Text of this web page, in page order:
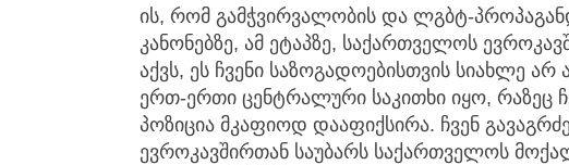
ის, რომ გამჭვირვალობის და ლგბტ-
კანონებზე, ამ ეტაპზე, საქართველოს
აქვს, ეს ჩვენი საზოგადოებისთვის სიახლე არ
ერთ-ერთი ცენტრალური საკითხი იყო, რაზეც
პოზიცია მკაფიოდ დააფიქსირა. ჩვენ
ევროკავშირთან საუბარს საქართველოს